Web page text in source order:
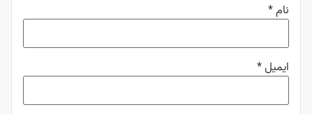
نام*
ایمیل*